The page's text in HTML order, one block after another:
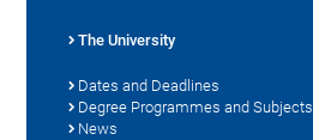
The University
Dates and Deadlines
Degree Programmes and Subjects
News